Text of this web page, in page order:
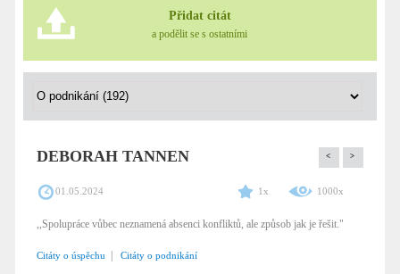
Přidat citát
a podělit se s ostatními
DEBORAH TANNEN < >
01.05.2024 1x 1000x
,,Spolupráce vůbec neznamená absenci konfliktů, ale způsob jak je řešit."
Citáty o úspěchu | Citáty o podnikání